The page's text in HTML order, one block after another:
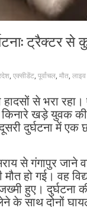
ट्रैक्टर से
, एक्सीडेंट, पूर्वांचल, मौत,
हादसों से भरा
खड़े युवक की
दुर्घटना में
से गंगापुर जाने
हो गई। वह
हुए। दुर्घटना
के साथ दोनों